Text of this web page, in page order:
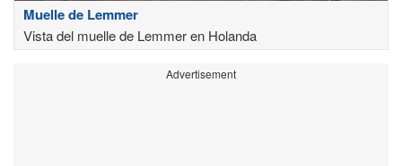
Muelle de Lemmer
Vista del muelle de Lemmer en Holanda
Advertisement